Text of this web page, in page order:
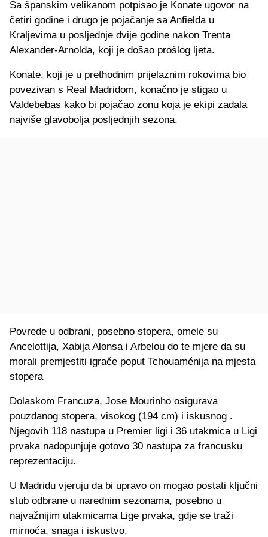
Sa španskim velikanom potpisao je Konate ugovor na
četiri godine i drugo je pojačanje sa Anfielda u
Kraljevima u posljednje dvije godine nakon Trenta
Alexander-Arnolda, koji je došao prošlog ljeta.
Konate, koji je u prethodnim prijelaznim rokovima bio
povezivan s Real Madridom, konačno je stigao u
Valdebebas kako bi pojačao zonu koja je ekipi zadala
najviše glavobolja posljednjih sezona.
Povrede u odbrani, posebno stopera, omele su
Ancelottija, Xabija Alonsa i Arbelou do te mjere da su
morali premjestiti igrače poput Tchouaménija na mjesta
stopera
Dolaskom Francuza, Jose Mourinho osigurava
pouzdanog stopera, visokog (194 cm) i iskusnog .
Njegovih 118 nastupa u Premier ligi i 36 utakmica u Ligi
prvaka nadopunjuje gotovo 30 nastupa za francusku
reprezentaciju.
U Madridu vjeruju da bi upravo on mogao postati ključni
stub odbrane u narednim sezonama, posebno u
najvažnijim utakmicama Lige prvaka, gdje se traži
mirnoća, snaga i iskustvo.